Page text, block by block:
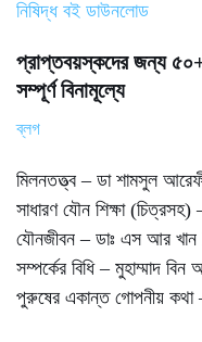
প্রাপ্তবয়স্কদের জন্য
সম্পূর্ণ বিনামূল্যে
ব্লগ
মিলনতত্ত্ব – ডা শামসুল
সাধারণ যৌন শিক্ষা
যৌনজীবন – ডাঃ এস আর খান
সম্পর্কের বিধি – মুহাম্মাদ
পুরুষের একান্ত গোপনীয়